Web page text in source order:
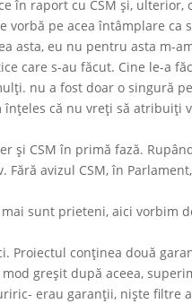
în raport cu CSM și, ulterior,
pe acea întâmplare ca
asta, eu nu pentru asta m-
care s-au făcut. Cine le-a
nu a fost doar o singură
înţeles că nu vreţi să atribuiţi
şi CSM în primă fază.
avizul CSM, în
sunt prieteni, aici vorbim
Proiectul conţinea două
greşit după aceea,
erau garanţii, nişte filtre